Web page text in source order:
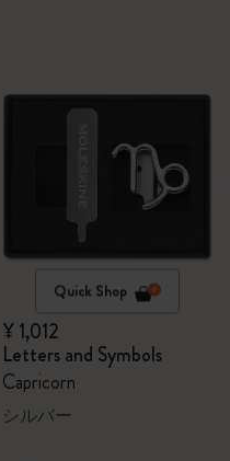
Quick Shop
¥ 1,012
Letters and Symbols
Capricorn
シルバー